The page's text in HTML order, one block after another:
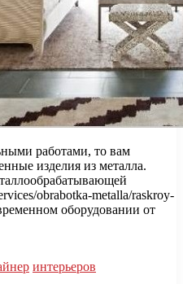
работами, то вам
изделия из металла.
obrabotka-metalla/raskroy-
оборудовании от
интерьеров